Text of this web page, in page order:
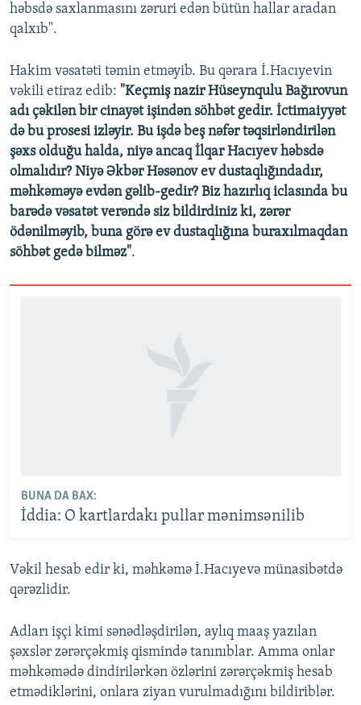
həbsdə saxlanmasını zəruri edən bütün hallar aradan
qalxıb".
Hakim vəsatəti təmin etməyib. Bu qərara İ.Hacıyevin
vəkili etiraz edib: "Keçmiş nazir Hüseynqulu Bağırovun
adı çəkilən bir cinayət işindən söhbət gedir. İctimaiyyət
də bu prosesi izləyir. Bu işdə beş nəfər təqsirləndirilən
şəxs olduğu halda, niyə ancaq İlqar Hacıyev həbsdə
olmalıdır? Niyə Əkbər Həsənov ev dustaqlığındadır,
məhkəməyə evdən gəlib-gedir? Biz hazırlıq iclasında bu
barədə vəsatət verəndə siz bildirdiniz ki, zərər
ödənilməyib, buna görə ev dustaqlığına buraxılmaqdan
söhbət gedə bilməz".
BUNA DA BAX:
İddia: O kartlardakı pullar mənimsənilib
Vəkil hesab edir ki, məhkəmə İ.Hacıyevə münasibətdə
qərəzlidir.
Adları işçi kimi sənədləşdirilən, aylıq maaş yazılan
şəxslər zərərçəkmiş qismində tanınıblar. Amma onlar
məhkəmədə dindirilərkən özlərini zərərçəkmiş hesab
etmədiklərini, onlara ziyan vurulmadığını bildiriblər.